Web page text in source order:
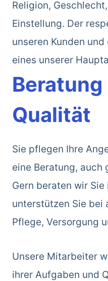
Religion,
Einstellung. Der
unseren Kunden
eines unserer
Beratung
Qualität
Sie pflegen Ihre
eine Beratung, auch
Gern beraten wir
unterstützen Sie bei
Pflege, Versorgung
Unsere Mitarbeiter
ihrer Aufgaben und